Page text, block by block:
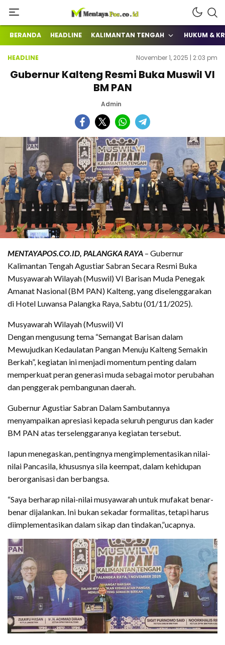
mentayapos.co.id
Terkini Mengabarkan
BERANDA HEADLINE KALIMANTAN TENGAH HUKUM &
HEADLINE November 1, 2025 | 2:03 pm
Gubernur Kalteng Resmi Buka Muswil VI
BM PAN
Admin
MENTAYAPOS.CO.ID, PALANGKA RAYA – Gubernur
Kalimantan Tengah Agustiar Sabran Secara Resmi Buka
Musyawarah Wilayah (Muswil) VI Barisan Muda Penegak
Amanat Nasional (BM PAN) Kalteng, yang diselenggarakan
di Hotel Luwansa Palangka Raya, Sabtu (01/11/2025).
Musyawarah Wilayah (Muswil) VI
Dengan mengusung tema “Semangat Barisan dalam
Mewujudkan Kedaulatan Pangan Menuju Kalteng Semakin
Berkah”, kegiatan ini menjadi momentum penting dalam
memperkuat peran generasi muda sebagai motor perubahan
dan penggerak pembangunan daerah.
Gubernur Agustiar Sabran Dalam Sambutannya
menyampaikan apresiasi kepada seluruh pengurus dan kader
BM PAN atas terselenggaranya kegiatan tersebut.
Iapun menegaskan, pentingnya mengimplementasikan nilai-
nilai Pancasila, khususnya sila keempat, dalam kehidupan
berorganisasi dan berbangsa.
“Saya berharap nilai-nilai musyawarah untuk mufakat benar-
benar dijalankan. Ini bukan sekadar formalitas, tetapi harus
diimplementasikan dalam sikap dan tindakan,”ucapnya.